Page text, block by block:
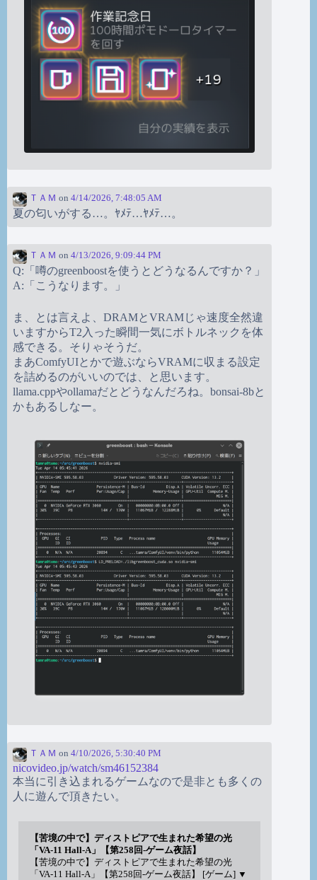
ＴＡＭ on 4/14/2026, 7:48:05 AM
夏の匂いがする…。ﾔﾒﾃ…ﾔﾒﾃ…。
ＴＡＭ on 4/13/2026, 9:09:44 PM
Q:「噂のgreenboostを使うとどうなるんですか？」
A:「こうなります。」
ま、とは言えよ、DRAMとVRAMじゃ速度全然違
いますからT2入った瞬間一気にボトルネックを体
感できる。そりゃそうだ。
まあComfyUIとかで遊ぶならVRAMに収まる設定
を詰めるのがいいのでは、と思います。
llama.cppやollamaだとどうなんだろね。bonsai-8bと
かもあるしなー。
ＴＡＭ on 4/10/2026, 5:30:40 PM
nicovideo.jp/watch/sm46152384
本当に引き込まれるゲームなので是非とも多くの
人に遊んで頂きたい。
【苦境の中で】ディストピアで生まれた希望の光
「VA-11 Hall-A」【第258回-ゲーム夜話】
【苦境の中で】ディストピアで生まれた希望の光
「VA-11 Hall-A」【第258回-ゲーム夜話】 [ゲーム] ▼